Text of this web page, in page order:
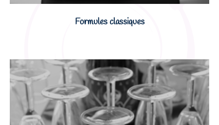
Formules classiques